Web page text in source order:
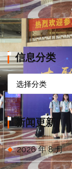
信息分类
信
息
分
类新闻更新
2026 年 8 月